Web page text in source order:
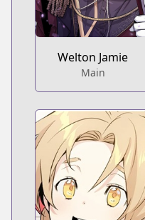
Welton Jamie
Main